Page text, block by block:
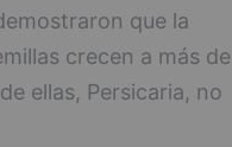
que la
crecen a más de
ellas, Persicaria, no